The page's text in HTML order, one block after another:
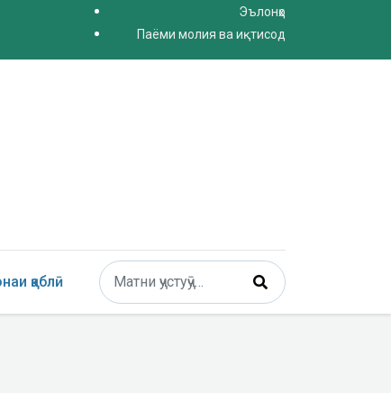
Эълонҳо
Паёми молия ва иқтисод
қаблӣ
Поиск
Type 2 or more characters for results.